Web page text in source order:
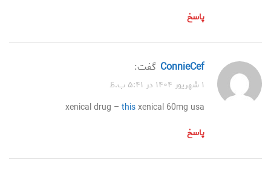
پاسخ
ConnieCef گفت:
۱ شهریور ۱۴۰۴ در ۵:۴۱ ب.ظ
xenical drug – thisxenical 60mg usa
پاسخ